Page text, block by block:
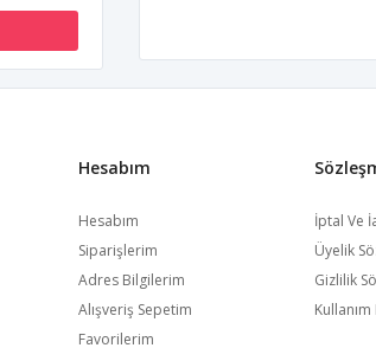
Hesabım
Hesabım
Siparişlerim
Adres Bilgilerim
Alışveriş Sepetim
Favorilerim
İptal Ve
Üyelik
Gizlilik